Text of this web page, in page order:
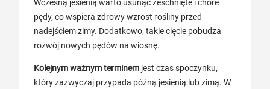
Wczesną jesienią warto usunąć zeschnięte i chore
pędy, co wspiera zdrowy wzrost rośliny przed
nadejściem zimy. Dodatkowo, takie cięcie pobudza
rozwój nowych pędów na wiosnę.
Kolejnym ważnym terminem jest czas spoczynku,
który zazwyczaj przypada późną jesienią lub zimą. W